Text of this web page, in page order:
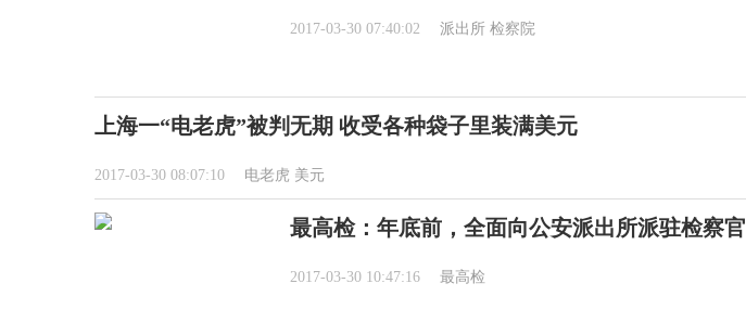
2017-03-30 07:40:02 派出所 检察院
上海一“电老虎”被判无期 收受各种袋子里装满美元
2017-03-30 08:07:10 电老虎 美元
最高检：年底前，全面向公安派出所派驻检察官
2017-03-30 10:47:16 最高检